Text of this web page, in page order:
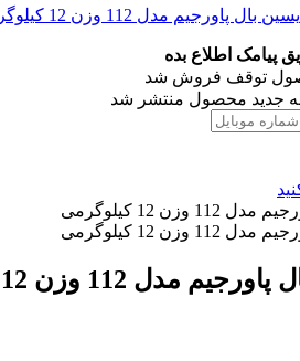
پیامک اطلاع بده
توقف فروش شد
جدید محصول منتشر شد
112 وزن 12 کیلوگرمی